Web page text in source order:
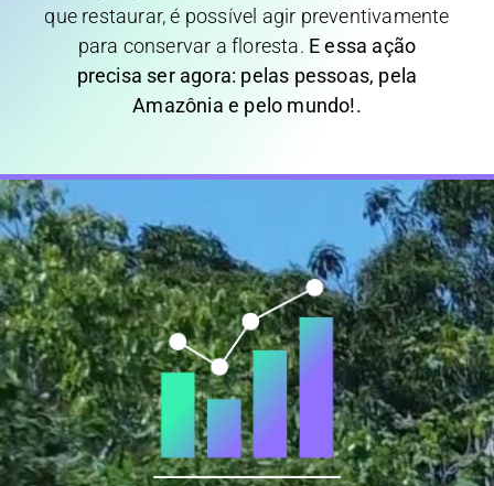
que restaurar, é possível agir preventivamente
para conservar a floresta. E essa ação
precisa ser agora: pelas pessoas, pela
Amazônia e pelo mundo!.